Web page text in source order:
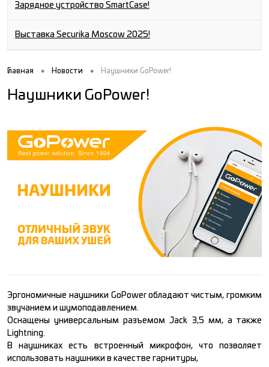
Зарядное устройство SmartCase!
Выставка Securika Moscow 2025!
Главная • Новости • Наушники GoPower!
Наушники GoPower!
Эргономичные наушники GoPower обладают чистым, громким
звучанием и шумоподавлением.
Оснащены универсальным разъемом Jack 3,5 мм, а также
Lightning.
В наушниках есть встроенный микрофон, что позволяет
использовать наушники в качестве гарнитуры,